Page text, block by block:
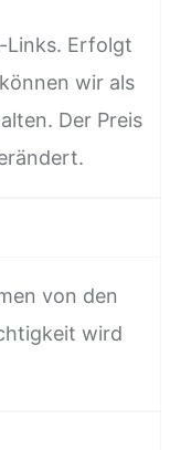
Links. Erfolgt
wir als
Der Preis
von den
wird